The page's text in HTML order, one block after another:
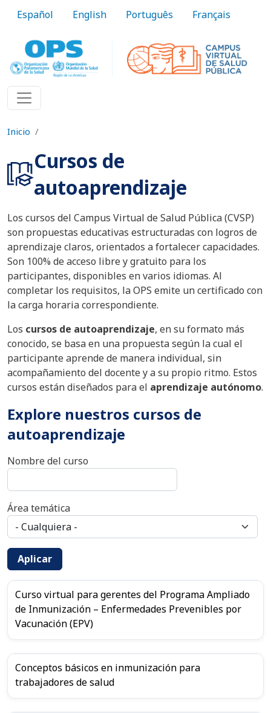
Español English Português Français
Inicio
Cursos de
autoaprendizaje
Los cursos del Campus Virtual de Salud Pública (CVSP)
son propuestas educativas estructuradas con logros de
aprendizaje claros, orientados a fortalecer capacidades.
Son 100% de acceso libre y gratuito para los
participantes, disponibles en varios idiomas. Al
completar los requisitos, la OPS emite un certificado con
la carga horaria correspondiente.
Los cursos de autoaprendizaje, en su formato más
conocido, se basa en una propuesta según la cual el
participante aprende de manera individual, sin
acompañamiento del docente y a su propio ritmo. Estos
cursos están diseñados para el aprendizaje autónomo.
Explore nuestros cursos de
autoaprendizaje
Nombre del curso
Área temática
Aplicar
Curso virtual para gerentes del Programa Ampliado
de Inmunización – Enfermedades Prevenibles por
Vacunación (EPV)
Conceptos básicos en inmunización para
trabajadores de salud